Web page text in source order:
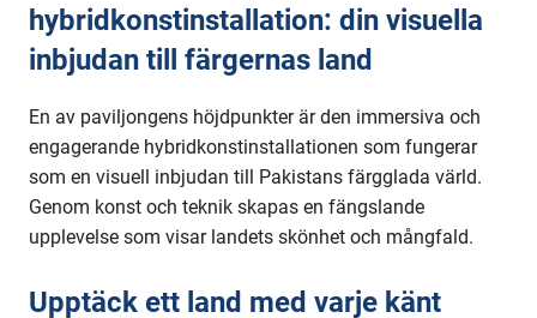
hybridkonstinstallation: din visuella
inbjudan till färgernas land
En av paviljongens höjdpunkter är den immersiva och
engagerande hybridkonstinstallationen som fungerar
som en visuell inbjudan till Pakistans färgglada värld.
Genom konst och teknik skapas en fängslande
upplevelse som visar landets skönhet och mångfald.
Upptäck ett land med varje känt